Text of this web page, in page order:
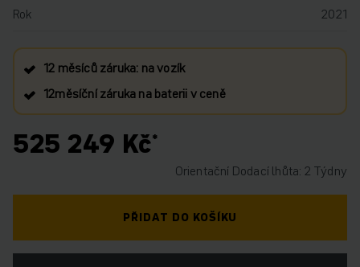
Rok
2021
12 měsíců záruka: na vozík
12měsíční záruka na baterii v ceně
525 249 Kč
Orientační Dodací lhůta: 2 Týdny
PŘIDAT DO KOŠÍKU